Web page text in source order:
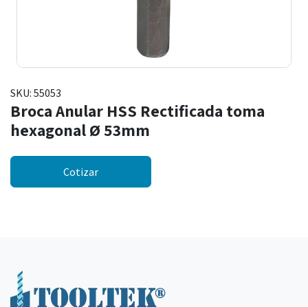
SKU: 55053
Broca Anular HSS Rectificada toma
hexagonal Ø 53mm
Cotizar